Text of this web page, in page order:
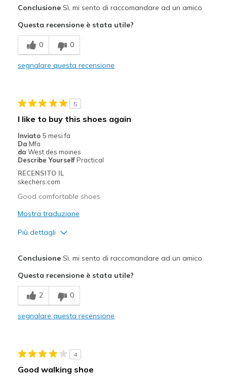
Comfortable
Stylish
Travel
Width
Sizing
View On Shoes
I'm Really Into Shoes
ConclusioneSì, mi sento di raccomandare ad un amico
Questa recensione è stata utile?
0 0
segnalare questa recensione
5
I like to buy this shoes again
Inviato 5 mesi fa
Da Mfa
da West des moines
Describe Yourself Practical
RECENSITO IL
skechers.com
Good comfortable shoes
Mostra traduzione
Più dettagli
Migliori Utilizzi:
Travel
View On Shoes
Shoes are for Wearing
ConclusioneSì, mi sento di raccomandare ad un amico
Questa recensione è stata utile?
2 0
segnalare questa recensione
4
Good walking shoe